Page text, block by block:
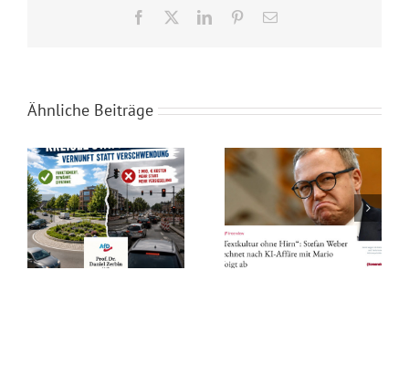
Facebook LinkedInPinterest
E-
Ähnliche Beiträge